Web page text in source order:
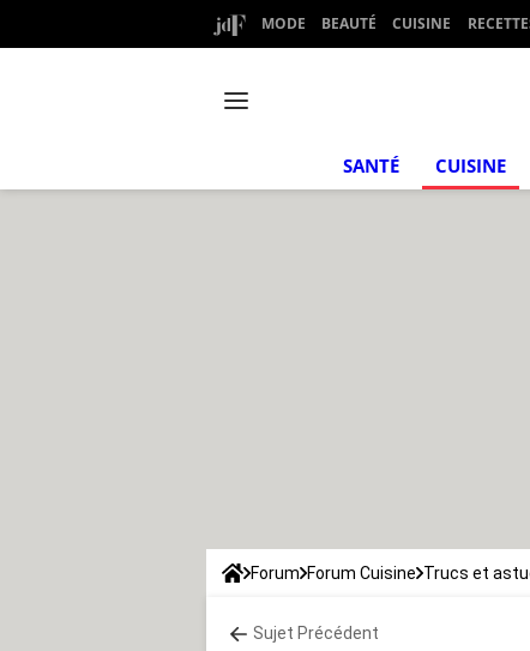
MODE BEAUTÉ CUISINE
SANTÉ CUISINE
Forum Forum Cuisine Trucs et
Sujet Précédent